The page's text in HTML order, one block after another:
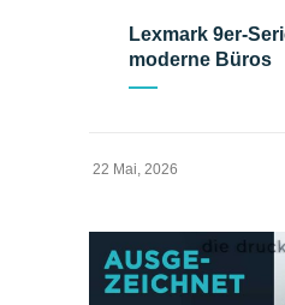
Lexmark 9er-
moderne Büros
22 Mai, 2026